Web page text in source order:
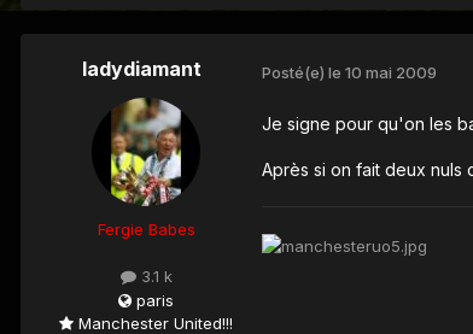
ladydiamant
Fergie Babes
3.1 k
paris
Manchester United!!!
Posté(e) le 10 mai 2009
Je signe pour qu'on les
Après si on fait deux nuls